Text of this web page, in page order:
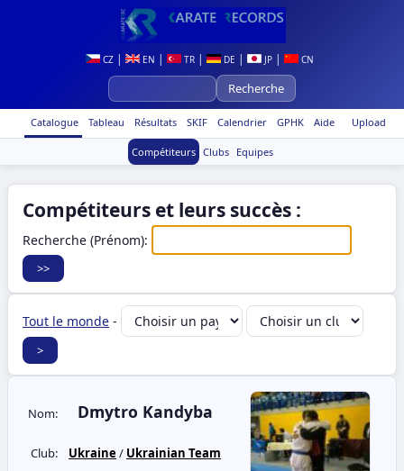
CZ| EN | TR| DE | JP| CN
Upload
Catalogue Tableau Résultats SKIF Calendrier GPHK Aide
Compétiteurs Clubs Equipes
Compétiteurs et leurs succès :
Recherche (Prénom):
Tout le monde -
Nom: Dmytro Kandyba
Club: Ukraine/ Ukrainian Team